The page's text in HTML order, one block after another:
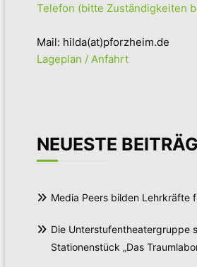
Telefon (bitte Zuständigkeiten
Mail: hilda(at)pforzheim.de
Lageplan / Anfahrt
NEUESTE
Media Peers bilden Lehrkräfte
Die Unterstufentheatergruppe
Stationenstück „Das